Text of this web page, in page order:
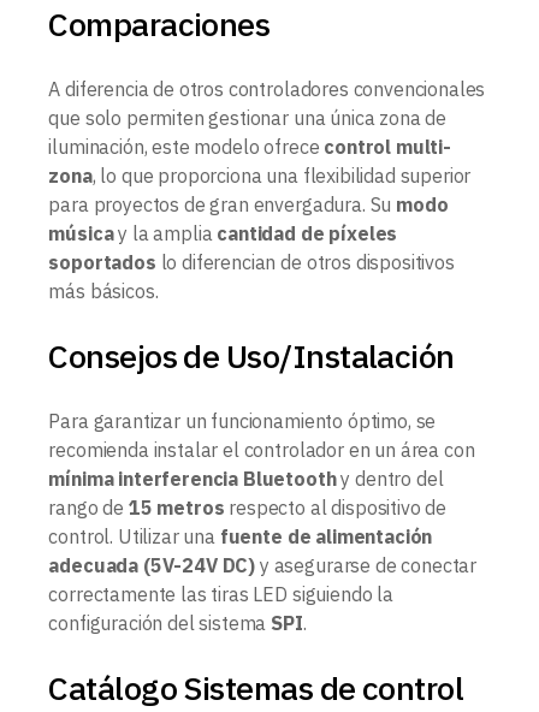
Comparaciones
A diferencia de otros controladores convencionales
que solo permiten gestionar una única zona de
iluminación, este modelo ofrece control multi-
zona, lo que proporciona una flexibilidad superior
para proyectos de gran envergadura. Su modo
músicay la amplia cantidad de píxeles
soportados lo diferencian de otros dispositivos
más básicos.
Consejos de Uso/Instalación
Para garantizar un funcionamiento óptimo, se
recomienda instalar el controlador en un área con
mínima interferencia Bluetoothy dentro del
rango de 15 metros respecto al dispositivo de
control. Utilizar una fuente de alimentación
adecuada (5V-24V DC) y asegurarse de conectar
correctamente las tiras LED siguiendo la
configuración del sistema SPI.
Catálogo Sistemas de control